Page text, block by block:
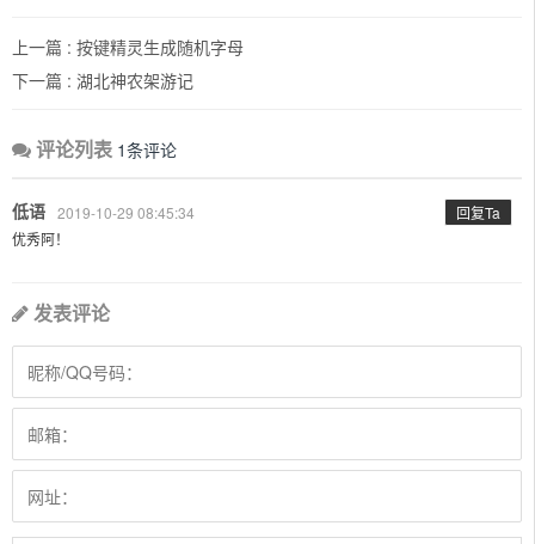
上一篇 : 按键精灵生成随机字母
下一篇 : 湖北神农架游记
评论列表 1条评论
低语 2019-10-29 08:45:34
回复Ta
优秀阿！
发表评论